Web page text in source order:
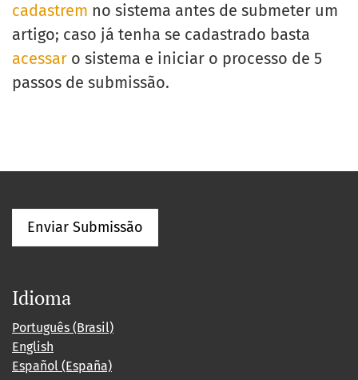
cadastrem no sistema antes de submeter um
artigo; caso já tenha se cadastrado basta
acessar o sistema e iniciar o processo de 5
passos de submissão.
Enviar Submissão
Idioma
Português (Brasil)
English
Español (España)